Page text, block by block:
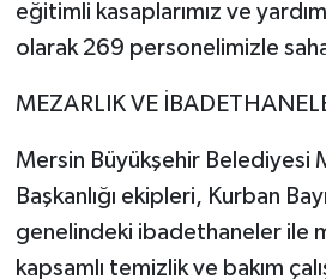
eğitimli kasaplarımız ve
olarak 269 personelimizle
MEZARLIK VE
Mersin Büyükşehir Belediyesi
Başkanlığı ekipleri, Kurban
genelindeki ibadethaneler ile
kapsamlı temizlik ve bakım